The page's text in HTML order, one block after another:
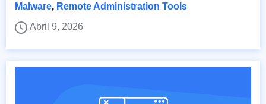
Malware, Remote Administration Tools
Abril 9, 2026